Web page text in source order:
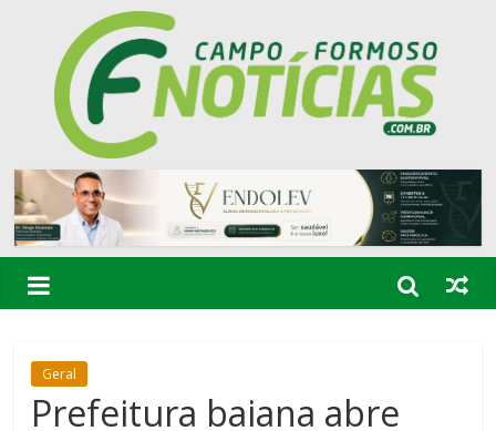
Geral
Prefeitura baiana abre